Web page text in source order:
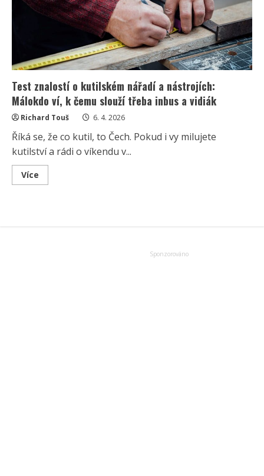
Test znalostí o kutilském nářadí a nástrojích:
Málokdo ví, k čemu slouží třeba inbus a vidiák
Richard Touš 6. 4. 2026
Říká se, že co kutil, to Čech. Pokud i vy milujete
kutilství a rádi o víkendu v...
Více
more